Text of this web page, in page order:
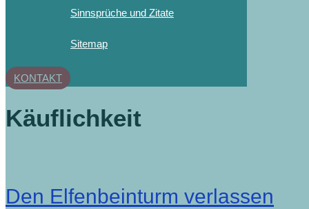
Sinnsprüche und Zitate
Sitemap
KONTAKT
Käuflichkeit
Den Elfenbeinturm verlassen